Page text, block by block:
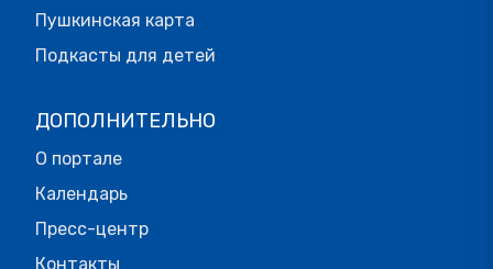
Пушкинская карта
Подкасты для детей
ДОПОЛНИТЕЛЬНО
О портале
Календарь
Пресс-центр
Контакты